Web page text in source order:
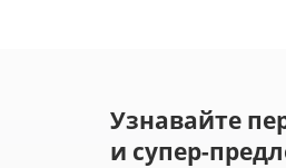
Узнавайте
и супер-